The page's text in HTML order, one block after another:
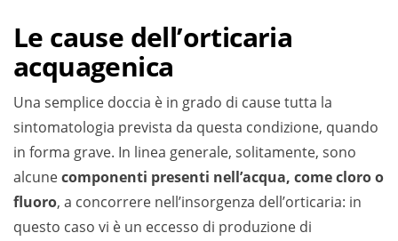
Le cause dell’orticaria
acquagenica
Una semplice doccia è in grado di cause tutta la
sintomatologia prevista da questa condizione, quando
in forma grave. In linea generale, solitamente, sono
alcunecomponenti presenti nell’acqua, come cloro o
fluoro, a concorrere nell’insorgenza dell’orticaria: in
questo caso vi è un eccesso di produzione di